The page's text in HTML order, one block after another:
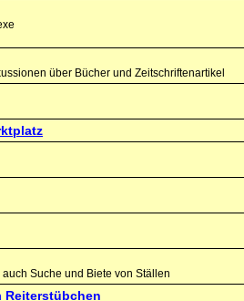
über Bücher und Zeitschriftenartikel
Suche und Biete von Ställen
Reiterstübchen